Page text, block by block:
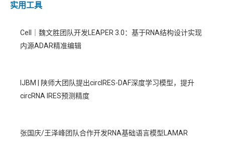
实用工具
Cell｜魏文胜团队开发LEAPER 3.0：基于RNA结构设计实现
内源ADAR精准编辑
IJBM | 陕师大团队提出circIRES-DAF深度学习模型，提升
circRNA IRES预测精度
张国庆/王泽峰团队合作开发RNA基础语言模型LAMAR